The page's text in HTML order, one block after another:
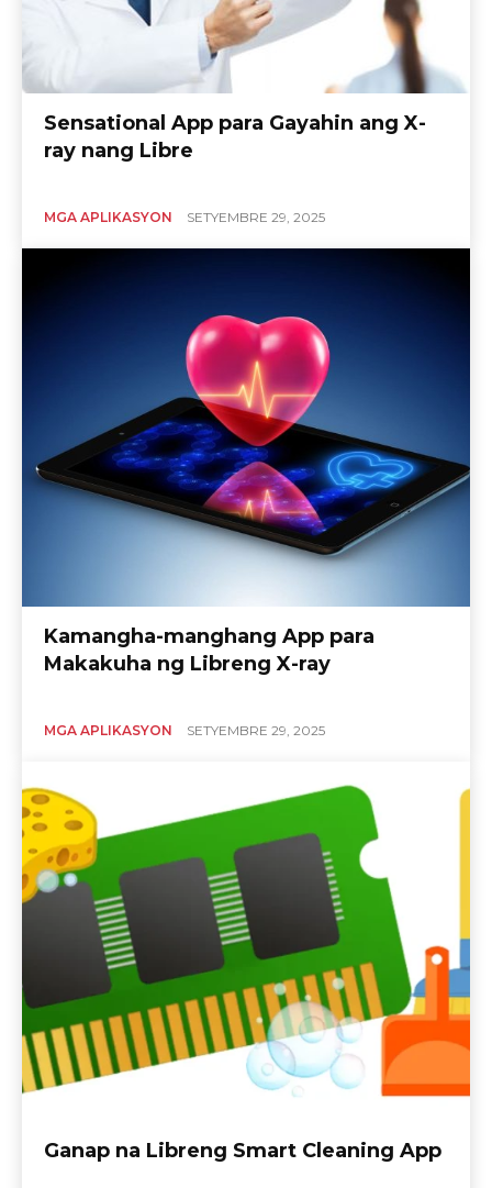
Sensational App para Gayahin ang X-
ray nang Libre
MGA APLIKASYON SETYEMBRE 29, 2025
Kamangha-manghang App para
Makakuha ng Libreng X-ray
MGA APLIKASYON SETYEMBRE 29, 2025
Ganap na Libreng Smart Cleaning App